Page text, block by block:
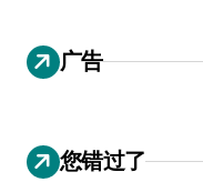
广告
您错过了